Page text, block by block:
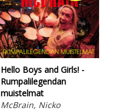
Hello Boys and Girls! -
Rumpalilegendan
muistelmat
McBrain, Nicko